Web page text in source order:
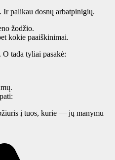
Ir palikau dosnų arbatpinigių.
žodžio.
kokie paaiškinimai.
tada tyliai pasakė:
į tuos, kurie — jų manymu